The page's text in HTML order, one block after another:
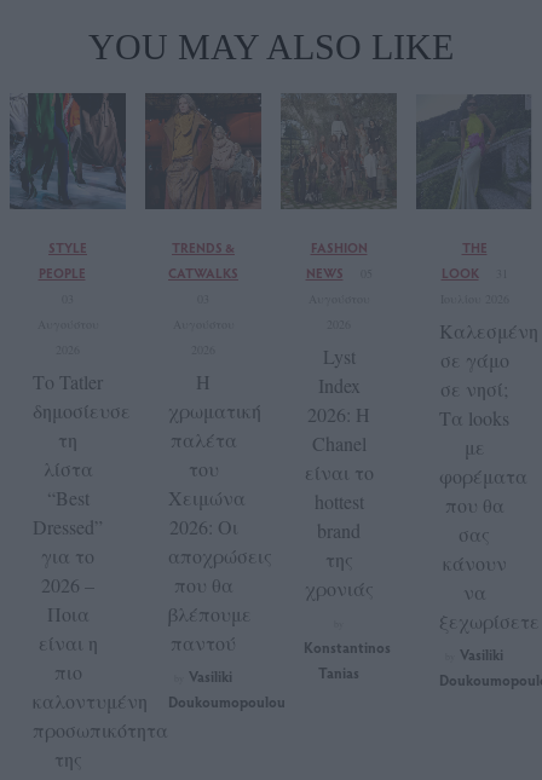
YOU MAY ALSO LIKE
STYLE
PEOPLE
Το Tatler
δημοσίευσε
τη
λίστα
“Best
Dressed”
για το
2026 –
Ποια
είναι η
πιο
καλοντυμένη
προσωπικότητα
της
TRENDS &
CATWALKS
Η
χρωματική
παλέτα
του
Χειμώνα
2026: Οι
αποχρώσεις
που θα
βλέπουμε
παντού
Vasiliki
Doukoumopoulou
FASHION
NEWS
Lyst
Index
2026: Η
Chanel
είναι το
hottest
brand
της
χρονιάς
Konstantinos
Tanias
THE
LOOK
Καλεσμένη
σε γάμο
σε νησί;
Τα looks
με
φορέματα
που θα
σας
κάνουν
να
ξεχωρίσετε
Vasiliki